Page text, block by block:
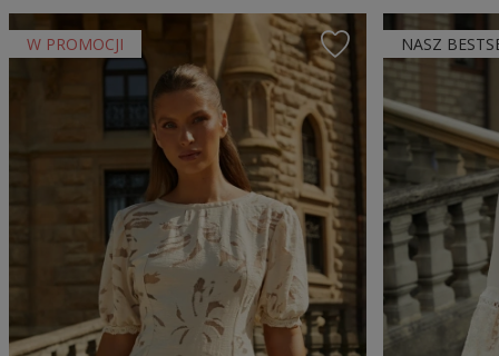
W PROMOCJI NASZ